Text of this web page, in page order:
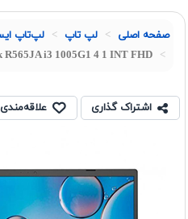
صفحه اصلی لپ تاپ لپ‌تاپ
R565JA i3 1005G1 4 1 INT FHD
اشتراک گذاری علاقه‌مندی